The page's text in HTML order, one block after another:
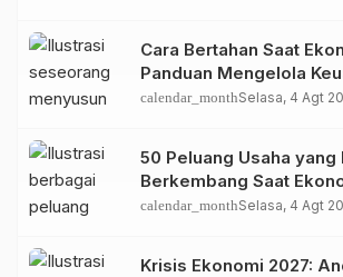
Cara Bertahan Saat
Panduan Mengelola
Investasi, dan
calendar_monthSelasa, 4 Agt
50 Peluang Usaha
Berkembang Saat
calendar_monthSelasa, 4 Agt
Krisis Ekonomi 2027: